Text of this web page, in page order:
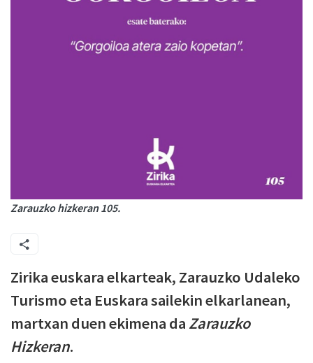
Zarauzko hizkeran 105.
Zirika euskara elkarteak, Zarauzko Udaleko
Turismo eta Euskara sailekin elkarlanean,
martxan duen ekimena da Zarauzko
Hizkeran.